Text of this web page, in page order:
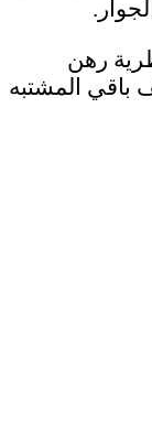
رهن
باقي المشتبه